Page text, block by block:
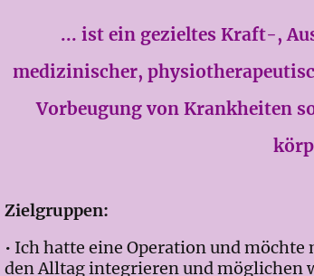
... ist ein gezieltes Kraft-,
medizinischer,
Vorbeugung von Krankheiten
Zielgruppen:
• Ich hatte eine Operation und
den Alltag integrieren und möglichen